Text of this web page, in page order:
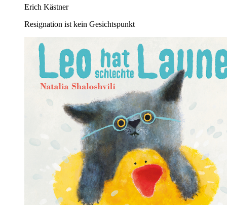
Erich Kästner
Resignation ist kein Gesichtspunkt